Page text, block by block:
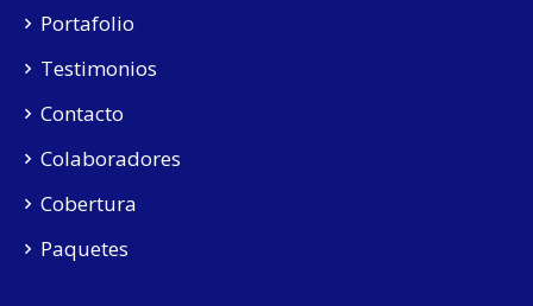
Portafolio
Testimonios
Contacto
Colaboradores
Cobertura
Paquetes